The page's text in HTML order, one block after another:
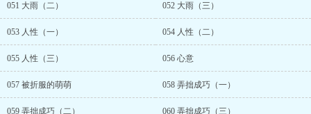
051 大雨（二） 052 大雨（三）
053 人性（一） 054 人性（二）
055 人性（三） 056 心意
057 被折服的萌萌 058 弄拙成巧（一）
059 弄拙成巧（二） 060 弄拙成巧（三）